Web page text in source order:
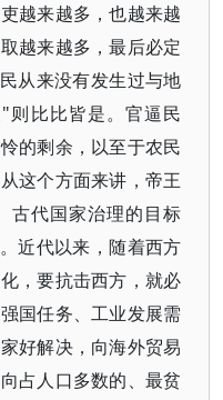
越来越多，也越来越
越来越多，最后必定
从来没有发生过与地
则比比皆是。官逼民
的剩余，以至于农民
这个方面来讲，帝王
古代国家治理的目标
近代以来，随着西方
，要抗击西方，就必
国任务、工业发展需
好解决，向海外贸易
占人口多数的、最贫